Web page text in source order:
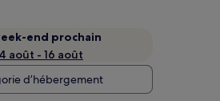
end prochain
août - 16 août
d’hébergement